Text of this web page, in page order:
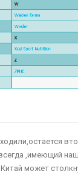
,имеющий
может